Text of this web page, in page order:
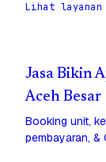
Lihat layanan
Jasa Bikin
Aceh Besar
Booking unit,
pembayaran, &